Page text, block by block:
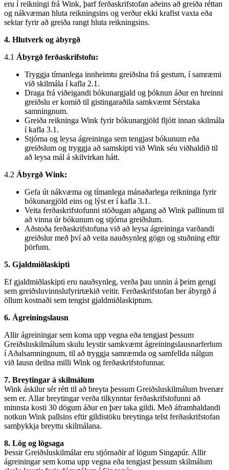
eru í reikningi frá Wink, þarf ferðaskrifstofan aðeins að greiða réttan
og nákvæman hluta reikningsins og verður ekki krafist vaxta eða
sektar fyrir að greiða rangt hluta reikningsins.
4. Hlutverk og ábyrgð
4.1 Ábyrgð ferðaskrifstofu:
Tryggja tímanlega innheimtu greiðslna frá gestum, í samræmi
við skilmála í kafla 2.1.
Draga frá viðeigandi bókunargjald og þóknun áður en hreinni
greiðslu er komið til gistingaraðila samkvæmt Sérstaka
samningnum.
Greiða reikninga Wink fyrir bókunargjöld fljótt innan skilmála
í kafla 3.1.
Stjórna og leysa ágreininga sem tengjast bókunum eða
greiðslum og tryggja að samskipti við Wink séu viðhaldið til
að leysa mál á skilvirkan hátt.
4.2 Ábyrgð Wink:
Gefa út nákvæma og tímanlega mánaðarlega reikninga fyrir
bókunargjöld eins og lýst er í kafla 3.1.
Veita ferðaskrifstofunni stöðugan aðgang að Wink pallinum til
að vinna úr bókunum og stjórna greiðslum.
Aðstoða ferðaskrifstofuna við að leysa ágreininga varðandi
greiðslur með því að veita nauðsynleg gögn og stuðning eftir
þörfum.
5. Gjaldmiðlaskipti
Ef gjaldmiðlaskipti eru nauðsynleg, verða þau unnin á þeim gengi
sem greiðsluvinnslufyrirtækið veitir. Ferðaskrifstofan ber ábyrgð á
öllum kostnaði sem tengist gjaldmiðlaskiptum.
6. Ágreiningslausn
Allir ágreiningar sem koma upp vegna eða tengjast þessum
Greiðsluskilmálum skulu leystir samkvæmt ágreiningslausnarferlum
í Aðalsamningnum, til að tryggja samræmda og samfellda nálgun
við lausn deilna milli Wink og ferðaskrifstofunnar.
7. Breytingar á skilmálum
Wink áskilur sér rétt til að breyta þessum Greiðsluskilmálum hvenær
sem er. Allar breytingar verða tilkynntar ferðaskrifstofunni að
minnsta kosti 30 dögum áður en þær taka gildi. Með áframhaldandi
notkun Wink pallsins eftir gildistöku breytinga telst ferðaskrifstofan
samþykkja breyttu skilmálana.
8. Lög og lögsaga
Þessir Greiðsluskilmálar eru stjórnaðir af lögum Singapúr. Allir
ágreiningar sem koma upp vegna eða tengjast þessum skilmálum